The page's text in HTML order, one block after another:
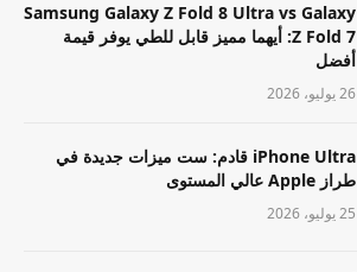
Samsung Galaxy Z Fold 8 Ultra vs Galaxy
Z Fold 7: أيهما مميز قابل للطي يوفر قيمة
أفضل
26 يوليو، 2026
iPhone Ultra قادم: ست ميزات جديدة في
طراز Apple عالي المستوى
25 يوليو، 2026